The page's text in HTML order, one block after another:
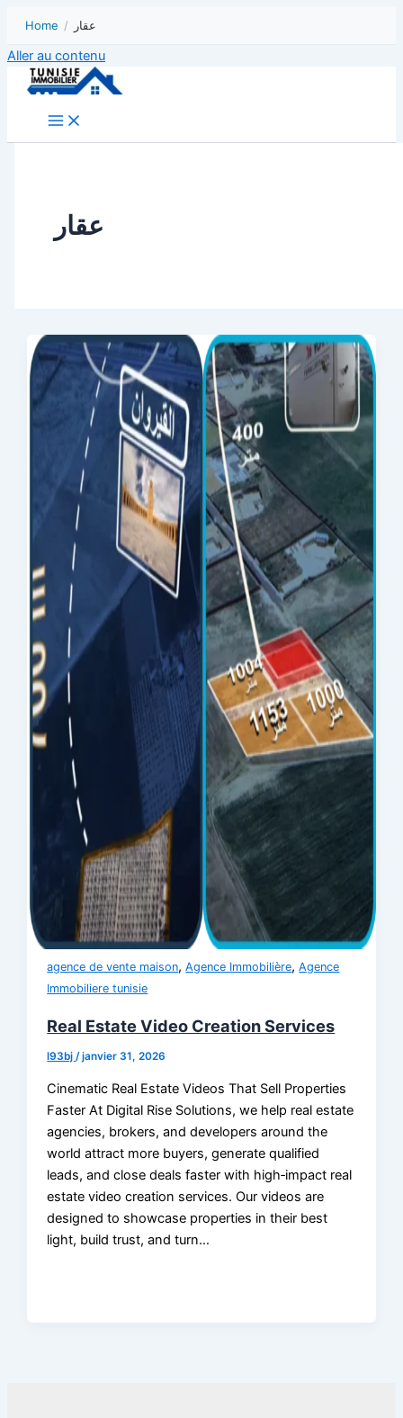
Home / عقار
Aller au contenu
عقار
agence de vente maison,Agence Immobilière,Agence
Immobiliere tunisie
Real Estate Video Creation Services
l93bj/janvier 31, 2026
Cinematic Real Estate Videos That Sell Properties
Faster At Digital Rise Solutions, we help real estate
agencies, brokers, and developers around the
world attract more buyers, generate qualified
leads, and close deals faster with high‑impact real
estate video creation services. Our videos are
designed to showcase properties in their best
light, build trust, and turn…